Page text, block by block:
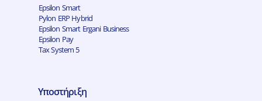
Epsilon Smart
Pylon ERP Hybrid
Epsilon Smart Ergani Business
Epsilon Pay
Tax System 5
Υποστήριξη